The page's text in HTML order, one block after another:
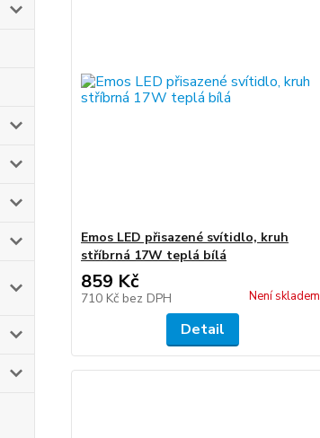
Emos LED přisazené svítidlo, kruh
stříbrná 17W teplá bílá
859 Kč
710 Kč bez DPH Není skladem
Detail